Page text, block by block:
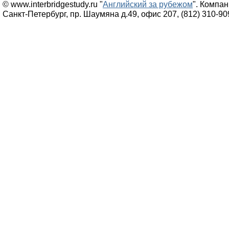
© www.interbridgestudy.ru "Английский за рубежом".
Санкт-Петербург, пр. Шаумяна д.49, офис 207, (812) 310-